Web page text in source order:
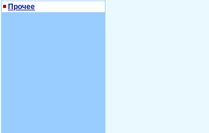
Прочее